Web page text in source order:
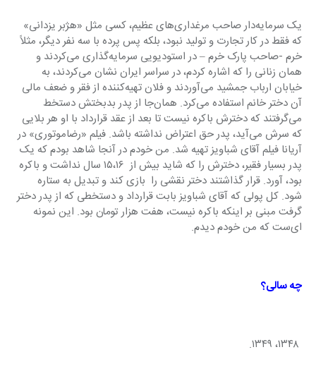
یک سرمایه‌دار صاحب مرغداری‌های عظیم، کسی مثل «هژبر یزدانی»
که فقط در کار تجارت و تولید نبود، بلکه پس پرده با سه نفر دیگر، مثلاً
خرم -صاحب پارک خرم – در استودیویی سرمایه‌گذاری می‌کردند و
همان زنانی را که اشاره کردم، در سراسر ایران نشان می‌کردند، به
خیابان ارباب جمشید می‌آوردند و فلان تهیه‌کننده از فقر و ضعف مالی
آن دختر خانم استفاده می‌کرد. همان‌جا از پدر بدبختش دستخط
می‌گرفتند که دخترش باکره نیست تا بعد از عقد قرارداد با او هر بلایی
که سرش می‌آید، پدر حق اعتراض نداشته باشد. فیلم «رضاموتوری» در
آریانا فیلم آقای شباویز تهیه ‌شد. من خودم در آنجا شاهد بودم که یک
پدر بسیار فقیر، دخترش را که شاید بیش از  ۱۵،۱۶ سال نداشت و باکره
بود، آورد. قرار گذاشتند دختر نقشی را  بازی کند و تبدیل به ستاره
شود. کل پولی که آقای شباویز بابت قرارداد و دستخطی که از پدر دختر
گرفت مبنی بر اینکه باکره نیست، هفت هزار تومان بود. این نمونه
ای‌ست که من خودم دیدم.
چه سالی؟